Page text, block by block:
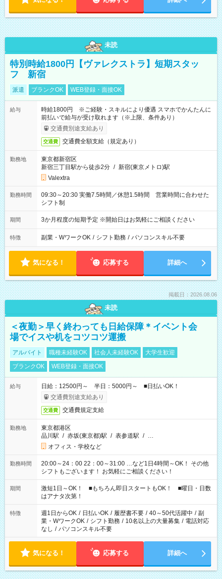
未読
特別時給1800円【ヴァレクストラ】短期スタッ
フ 新宿
派遣 ブランクOK WEB登録・面接OK
給与
時給1800円 ※ご経験・スキルにより優遇 スマホでかんたんに
前払いで給与が受け取れます（※上限、条件あり）
交通費別途支給あり
交通費 交通費全額支給（規定あり）
勤務地
東京都新宿区
新宿三丁目駅から徒歩2分 / 新宿(東京メトロ)駅
Valextra
勤務時間
09:30～20:30 実働7.5時間／休憩1.5時間 営業時間に合わせた
シフト制
期間 3か月程度の短期予定 ※開始日はお気軽にご相談ください
特徴 副業・WワークOK / シフト勤務 / パソコンスキル不要
気になる！ 応募する 詳細へ
掲載日：2026.08.06
未読
＜夜勤＞早く終わっても日給保障＊イベント会
場でイスや机をコツコツ運搬
アルバイト 職種未経験OK 社会人未経験OK
大学生歓迎
ブランクOK
WEB登録・面接OK
給与
日給：12500円～ 半日：5000円～ ■日払いOK！
交通費別途支給あり
交通費 交通費規定支給
勤務地
東京都港区
品川駅 / 赤坂(東京都)駅 / 表参道駅 / …
オフィス・学校など
勤務時間
20:00～24：00 22：00～31:00 …など1日4時間～OK！ その他
シフトもございます！ お気軽にご相談ください！
期間
激短1日～OK！ ■もちろん即日スタートもOK！ ■曜日・日数
はアナタ次第！
特徴 週1日からOK / 日払いOK / 履歴書不要 / 40～50代活躍中 / 副
業・WワークOK / シフト勤務 / 10名以上の大量募集 / 電話対応
なし / パソコンスキル不要
気になる！ 応募する 詳細へ